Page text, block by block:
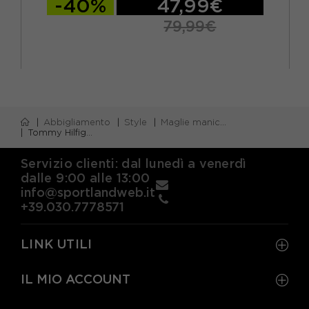
-40% 47,99€
79,99€
Abbigliamento Style
Maglie manica corta
Tommy Hilfiger T-Shirt In Maglia Blu Donna
Servizio clienti: dal lunedì a venerdì
dalle 9:00 alle 13:00
info@sportlandweb.it
+39.030.7778571
LINK UTILI
IL MIO ACCOUNT